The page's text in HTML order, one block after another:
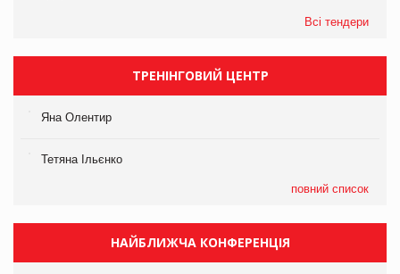
Всі тендери
ТРЕНІНГОВИЙ ЦЕНТР
Яна Олентир
Тетяна Ільєнко
повний список
НАЙБЛИЖЧА КОНФЕРЕНЦІЯ